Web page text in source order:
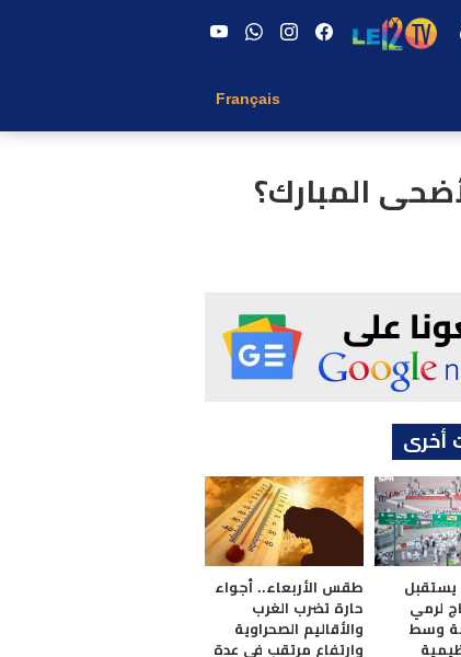
Français
المبارك؟
أخرى
لرمي
وسط
طقس الأربعاء.. أجواء
حارة تضرب الغرب
والأقاليم الصحراوية
وارتفاع مرتقب في عدة